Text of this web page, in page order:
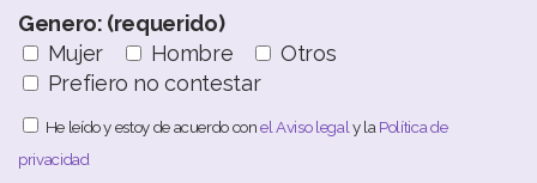
Genero: (requerido)
Mujer
Hombre
Otros
Prefiero no contestar
He leído y estoy de acuerdo conel Aviso legal y la Política de
privacidad